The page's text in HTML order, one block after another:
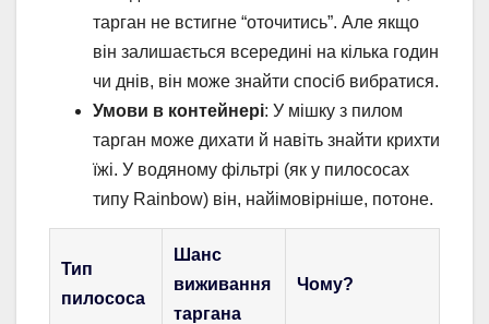
тарган не встигне “оточитись”. Але якщо
він залишається всередині на кілька годин
чи днів, він може знайти спосіб вибратися.
Умови в контейнері: У мішку з пилом
тарган може дихати й навіть знайти крихти
їжі. У водяному фільтрі (як у пилососах
типу Rainbow) він, найімовірніше, потоне.
Тип
пилососа
Шанс
виживання
таргана
Чому?